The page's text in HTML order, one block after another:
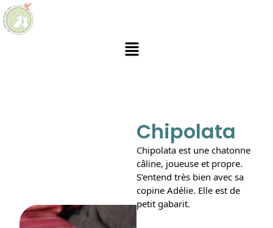
Chipolata
Chipolata est une chatonne
câline, joueuse et propre.
S’entend très bien avec sa
copine Adélie. Elle est de
petit gabarit.